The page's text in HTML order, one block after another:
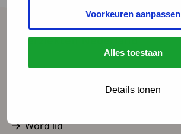
Voorkeuren aanpassen
Alles toestaan
Details tonen
Spierziekten Nederland
Contact
Word lid